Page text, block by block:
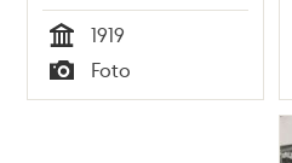
Tid
1919
Typ
Foto